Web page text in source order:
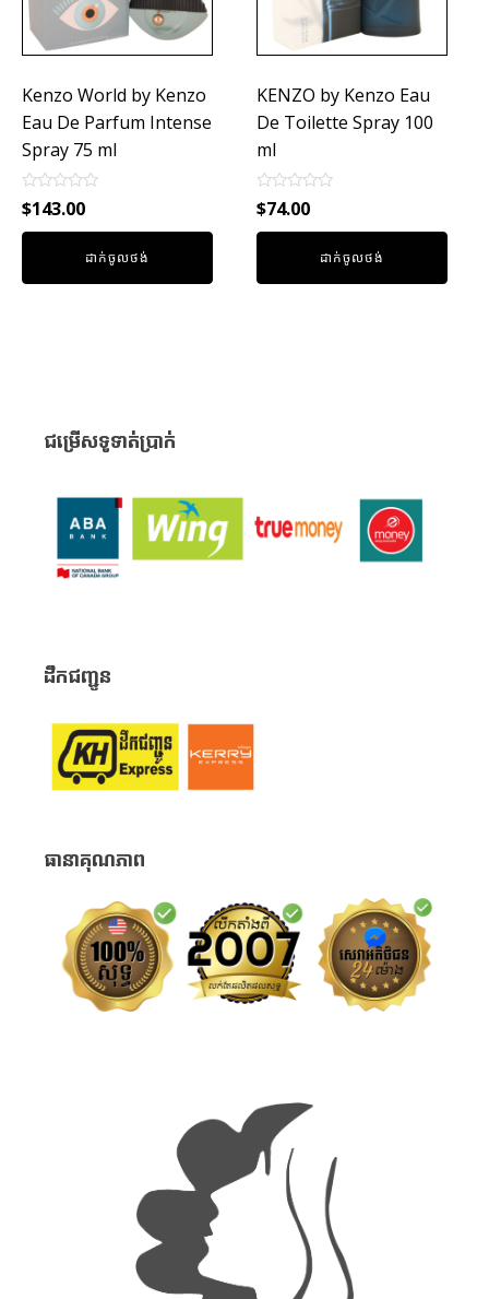
Kenzo World by Kenzo
Eau De Parfum Intense
Spray 75 ml
Rated
0
out
$143.00
ដាក់ចូលថង់
KENZO by Kenzo Eau
De Toilette Spray 100
ml
Rated
0
out
$74.00
ដាក់ចូលថង់
ជម្រើសទូទាត់ប្រាក់
ដឹកជញ្ជូន
ធានាគុណភាព